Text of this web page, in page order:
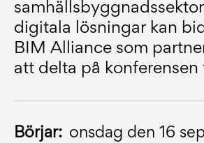
digitala lösningar kan
BIM Alliance som
att delta på
Börjar: onsdag den 16